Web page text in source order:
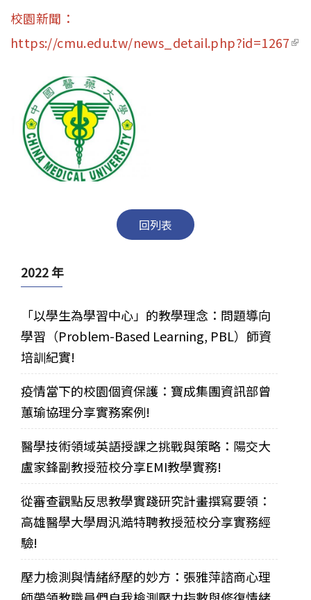
校園新聞：
https://cmu.edu.tw/news_detail.php?id=1267
回列表
2022 年
「以學生為學習中心」的教學理念：問題導向
學習（Problem-Based Learning, PBL）師資
培訓紀實!
疫情當下的校園個資保護：寶成集團資訊部曾
蕙瑜協理分享實務案例!
醫學技術領域英語授課之挑戰與策略：陽交大
盧家鋒副教授蒞校分享EMI教學實務!
從審查觀點反思教學實踐研究計畫撰寫要領：
高雄醫學大學周汎澔特聘教授蒞校分享實務經
驗!
壓力檢測與情緒紓壓的妙方：張雅萍諮商心理